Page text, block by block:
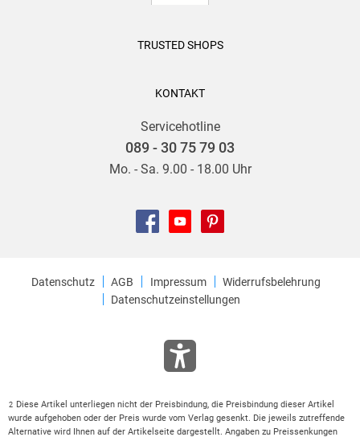
TRUSTED SHOPS
KONTAKT
Servicehotline
089 - 30 75 79 03
Mo. - Sa. 9.00 - 18.00 Uhr
Datenschutz AGB Impressum
Widerrufsbelehrung
Datenschutzeinstellungen
2 Diese Artikel unterliegen nicht der Preisbindung, die Preisbindung dieser Artikel
wurde aufgehoben oder der Preis wurde vom Verlag gesenkt. Die jeweils zutreffende
Alternative wird Ihnen auf der Artikelseite dargestellt. Angaben zu Preissenkungen